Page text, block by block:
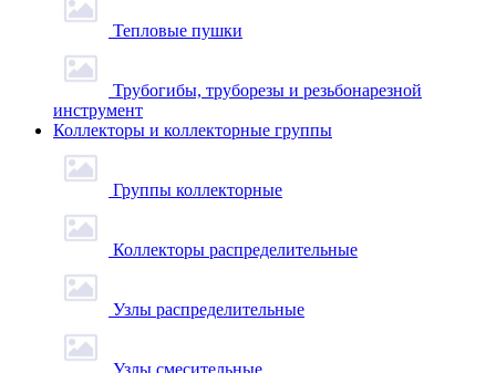
Тепловые пушки
Трубогибы, труборезы и резьбонарезной
инструмент
Коллекторы и коллекторные группы
Группы коллекторные
Коллекторы распределительные
Узлы распределительные
Узлы смесительные